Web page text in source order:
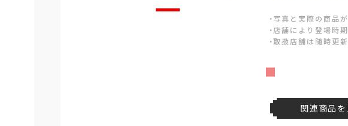
・写真と実際の商品
・店舗により登場時
・取扱店舗は随時更
関連商品を